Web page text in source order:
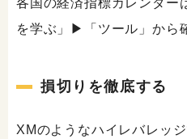
各国の経済指標カレンダー
を学ぶ」▶「ツール」から
損切りを徹底する
XMのようなハイレバレッ